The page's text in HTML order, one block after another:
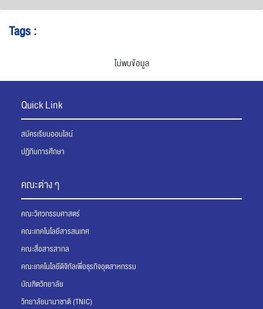
Tags :
ไม่พบข้อมูล
Quick Link
สมัครเรียนออนไลน์
ปฏิทินการศึกษา
คณะต่าง ๆ
คณะวิศวกรรมศาสตร์
คณะเทคโนโลยีสารสนเทศ
คณะสื่อสารสากล
คณะเทคโนโลยีดิจิทัลเพื่อธุรกิจอุตสาหกรรม
บัณฑิตวิทยาลัย
วิทยาลัยนานาชาติ (TNIC)